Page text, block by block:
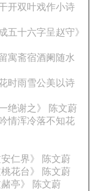
开双叶戏作小诗
五十六字呈赵守》
寓斋宿酒阑随水
时雨雪公美以诗
绝谢之》 陈文蔚
情浑冷落不知花
安仁界》 陈文蔚
桃花台》 陈文蔚
赭亭》 陈文蔚